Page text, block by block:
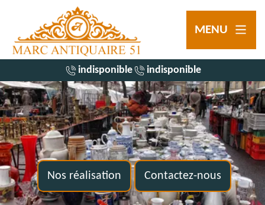
MENU
indisponible indisponible
Nos réalisation Contactez-nous